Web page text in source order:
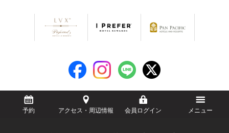
予約 アクセス・周辺情報 会員ログイン メニュー